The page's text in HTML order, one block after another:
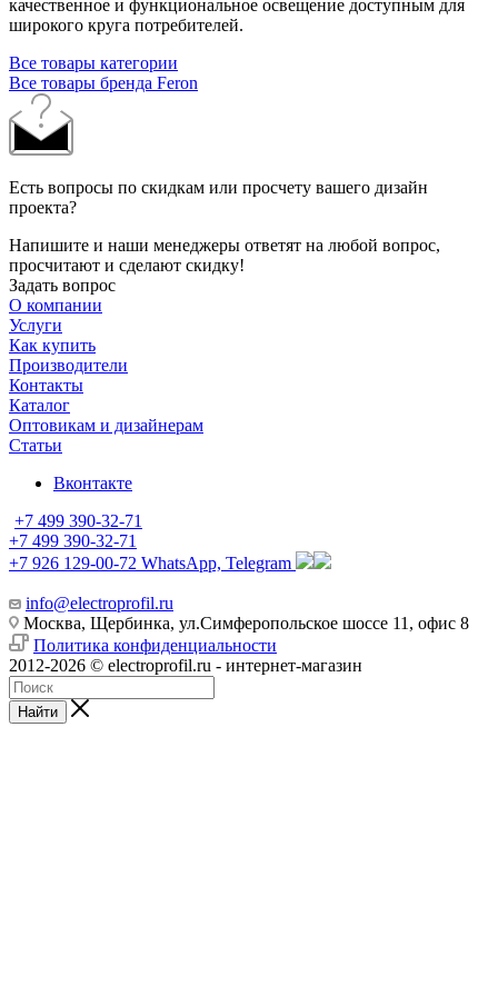
качественное и функциональное освещение доступным для
широкого круга потребителей.
Все товары категории
Все товары бренда Feron
Есть вопросы по скидкам или просчету вашего дизайн
проекта?
Напишите и наши менеджеры ответят на любой вопрос,
просчитают и сделают скидку!
Задать вопрос
О компании
Услуги
Как купить
Производители
Контакты
Каталог
Оптовикам и дизайнерам
Статьи
Вконтакте
+7 499 390-32-71
+7 499 390-32-71
+7 926 129-00-72 WhatsApp, Telegram
info@electroprofil.ru
Москва, Щербинка, ул.Симферопольское шоссе 11, офис 8
Политика конфиденциальности
2012-2026 © electroprofil.ru - интернет-магазин
Найти